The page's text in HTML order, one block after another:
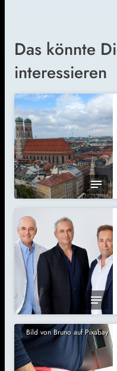
Das könnte
interessieren
Bild von Bruno auf Pixabay